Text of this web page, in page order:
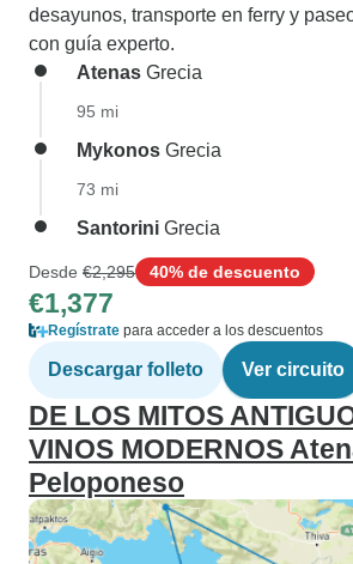
desayunos, transporte en ferry y
con guía experto.
Atenas Grecia
95 mi
Mykonos Grecia
73 mi
Santorini Grecia
Desde €2,295 40% de descuento
€1,377
Regístrate para acceder a los descuentos
Descargar folleto Ver circuito
DE LOS MITOS
VINOS MODERNOS
Peloponeso